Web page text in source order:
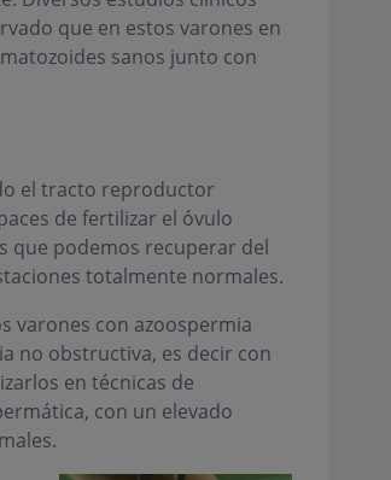
que en estos varones en
sanos junto con
el tracto reproductor
de fertilizar el óvulo
que podemos recuperar del
totalmente normales.
varones con azoospermia
no obstructiva, es decir con
en técnicas de
con un elevado